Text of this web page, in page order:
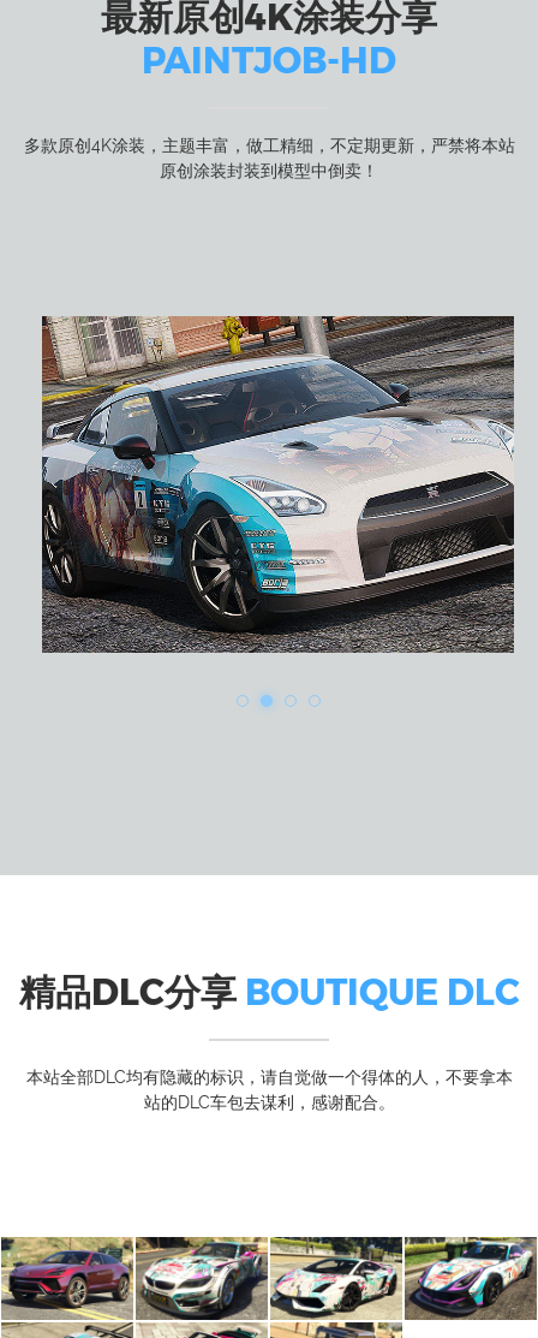
最新原创4K涂装分享
PAINTJOB-HD
多款原创4K涂装，主题丰富，做工精细，不定期更新，严禁将本站
原创涂装封装到模型中倒卖！
精品DLC分享 BOUTIQUE DLC
本站全部DLC均有隐藏的标识，请自觉做一个得体的人，不要拿本
站的DLC车包去谋利，感谢配合。